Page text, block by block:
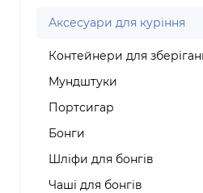
Аксесуари для куріння
Контейнери для
Мундштуки
Портсигар
Бонги
Шліфи для бонгів
Чаші для бонгів